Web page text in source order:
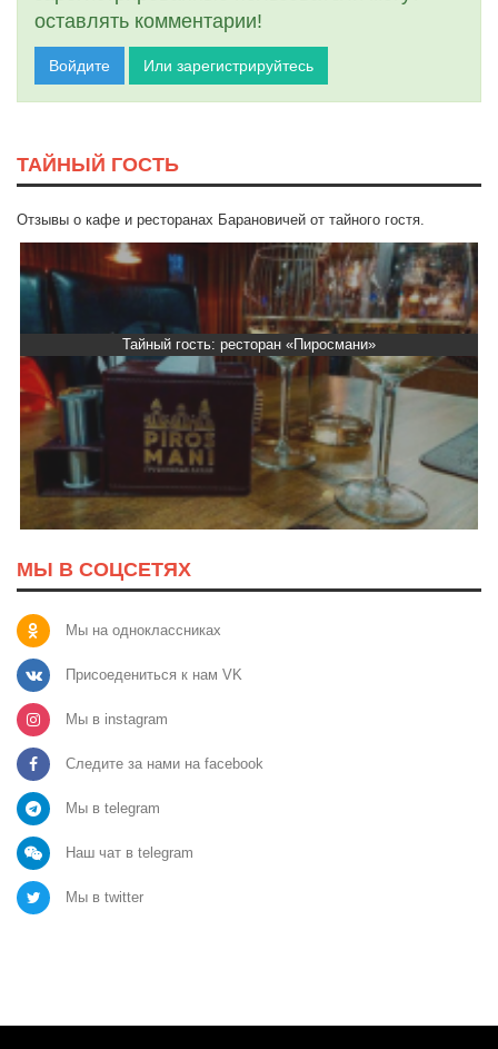
оставлять комментарии!
Войдите Или зарегистрируйтесь
ТАЙНЫЙ ГОСТЬ
Отзывы о кафе и ресторанах Барановичей от тайного гостя.
Тайный гость: ресторан «Пиросмани»
МЫ В СОЦСЕТЯХ
Мы на одноклассниках
Присоедениться к нам VK
Мы в instagram
Следите за нами на facebook
Мы в telegram
Наш чат в telegram
Мы в twitter